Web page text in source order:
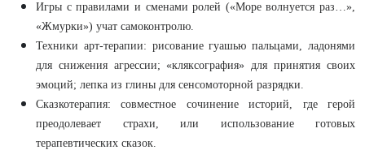
Игры с правилами и сменами ролей («Море волнуется раз…»,
«Жмурки») учат самоконтролю.
Техники арт-терапии: рисование гуашью пальцами, ладонями
для снижения агрессии; «кляксография» для принятия своих
эмоций; лепка из глины для сенсомоторной разрядки.
Сказкотерапия: совместное сочинение историй, где герой
преодолевает страхи, или использование готовых
терапевтических сказок.